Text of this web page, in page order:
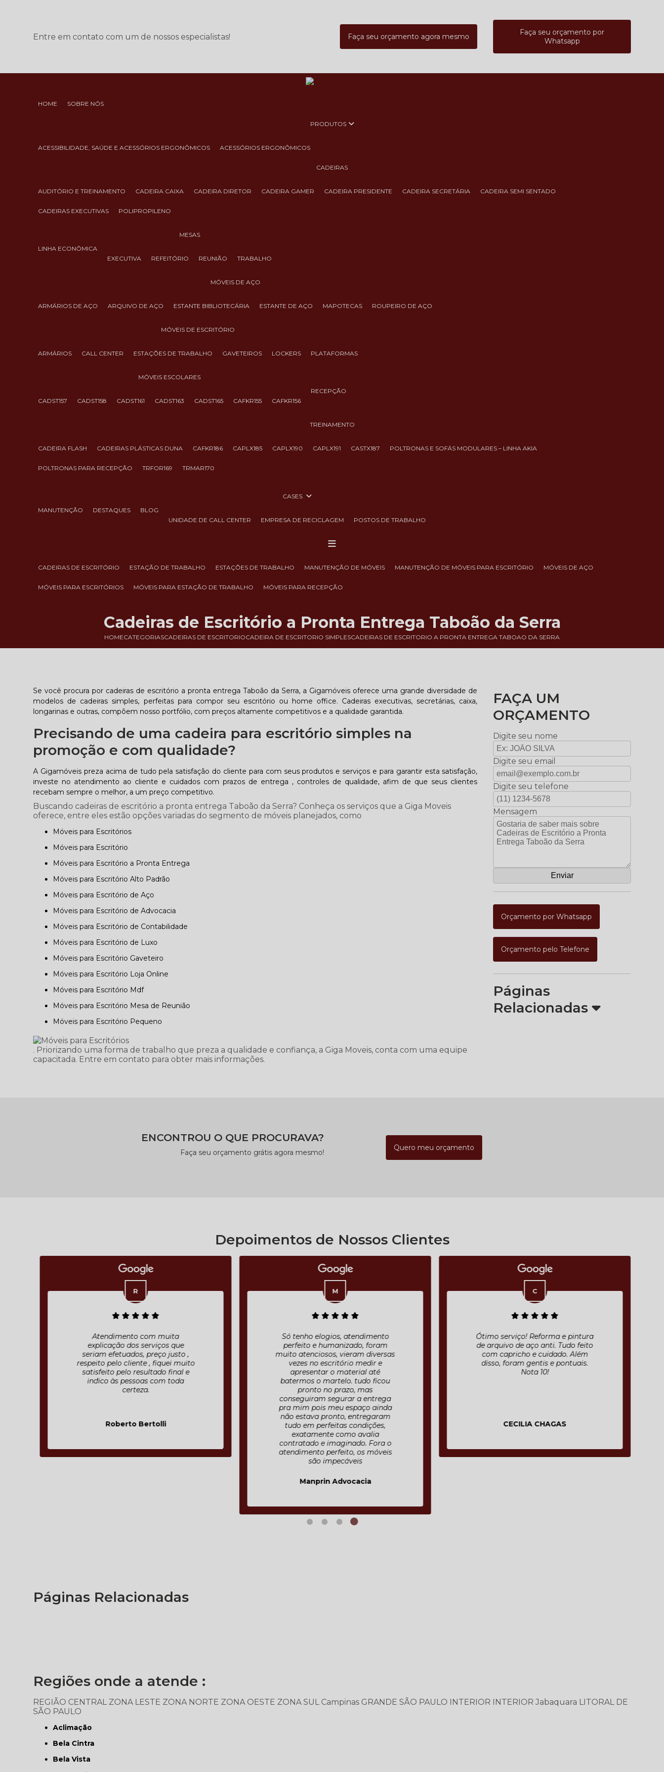
Entre em contato com um de nossos especialistas! Faça seu orçamento agora mesmo
Faça seu orçamento por
Whatsapp
HOME SOBRE NÓS
PRODUTOS
ACESSIBILIDADE, SAÚDE E ACESSÓRIOS ERGONÔMICOS ACESSÓRIOS ERGONÔMICOS
CADEIRAS
AUDITÓRIO E TREINAMENTO CADEIRA CAIXA CADEIRA DIRETOR CADEIRA GAMER CADEIRA PRESIDENTE CADEIRA SECRETÁRIA CADEIRA SEMI SENTADO
CADEIRAS EXECUTIVAS POLIPROPILENO
LINHA ECONÔMICA
MESAS
EXECUTIVA REFEITÓRIO REUNIÃO TRABALHO
MÓVEIS DE AÇO
ARMÁRIOS DE AÇO ARQUIVO DE AÇO ESTANTE BIBLIOTECÁRIA ESTANTE DE AÇO MAPOTECAS ROUPEIRO DE AÇO
MÓVEIS DE ESCRITÓRIO
ARMÁRIOS CALL CENTER ESTAÇÕES DE TRABALHO GAVETEIROS LOCKERS PLATAFORMAS
MÓVEIS ESCOLARES
CADST157 CADST158 CADST161 CADST163 CADST165 CAFKR155 CAFKR156
RECEPÇÃO
TREINAMENTO
CADEIRA FLASH CADEIRAS PLÁSTICAS DUNA CAFKR186 CAPLX185 CAPLX190 CAPLX191 CASTX187 POLTRONAS E SOFÁS MODULARES – LINHA AKIA
POLTRONAS PARA RECEPÇÃO TRFOR169 TRMAR170
MANUTENÇÃO DESTAQUES BLOG
CASES
UNIDADE DE CALL CENTER EMPRESA DE RECICLAGEM POSTOS DE TRABALHO
CADEIRAS DE ESCRITÓRIO ESTAÇÃO DE TRABALHO ESTAÇÕES DE TRABALHO MANUTENÇÃO DE MÓVEIS MANUTENÇÃO DE MÓVEIS PARA ESCRITÓRIO MÓVEIS DE AÇO
MÓVEIS PARA ESCRITÓRIOS MÓVEIS PARA ESTAÇÃO DE TRABALHO MÓVEIS PARA RECEPÇÃO
HOMECATEGORIASCADEIRAS DE ESCRITORIOCADEIRA DE ESCRITORIO SIMPLESCADEIRAS DE ESCRITORIO A PRONTA ENTREGA TABOAO DA SERRA
Cadeiras de Escritório a Pronta Entrega Taboão da Serra
Se você procura por cadeiras de escritório a pronta entrega Taboão da Serra, a Gigamóveis oferece uma grande diversidade de
modelos de cadeiras simples, perfeitas para compor seu escritório ou home office. Cadeiras executivas, secretárias, caixa,
longarinas e outras, compõem nosso portfólio, com preços altamente competitivos e a qualidade garantida.
Precisando de uma cadeira para escritório simples na
promoção e com qualidade?
A Gigamóveis preza acima de tudo pela satisfação do cliente para com seus produtos e serviços e para garantir esta satisfação,
investe no atendimento ao cliente e cuidados com prazos de entrega , controles de qualidade, afim de que seus clientes
recebam sempre o melhor, a um preço competitivo.
Buscando cadeiras de escritório a pronta entrega Taboão da Serra? Conheça os serviços que a Giga Moveis
oferece, entre eles estão opções variadas do segmento de móveis planejados, como
Móveis para Escritórios
Móveis para Escritório
Móveis para Escritório a Pronta Entrega
Móveis para Escritório Alto Padrão
Móveis para Escritório de Aço
Móveis para Escritório de Advocacia
Móveis para Escritório de Contabilidade
Móveis para Escritório de Luxo
Móveis para Escritório Gaveteiro
Móveis para Escritório Loja Online
Móveis para Escritório Mdf
Móveis para Escritório Mesa de Reunião
Móveis para Escritório Pequeno
. Priorizando uma forma de trabalho que preza a qualidade e confiança, a Giga Moveis, conta com uma equipe
capacitada. Entre em contato para obter mais informações.
FAÇA UM
ORÇAMENTO
Digite seu nome
Digite seu email
Digite seu telefone
Mensagem
Orçamento por Whatsapp
Orçamento pelo Telefone
Páginas
Relacionadas
ENCONTROU O QUE PROCURAVA?
Faça seu orçamento grátis agora mesmo!
Quero meu orçamento
Depoimentos de Nossos Clientes
Atendimento com muita
explicação dos serviços que
seriam efetuados, preço justo ,
respeito pelo cliente , fiquei muito
satisfeito pelo resultado final e
indico às pessoas com toda
certeza.
Roberto Bertolli
Só tenho elogios, atendimento
perfeito e humanizado, foram
muito atenciosos, vieram diversas
vezes no escritório medir e
apresentar o material até
batermos o martelo. tudo ficou
pronto no prazo, mas
conseguiram segurar a entrega
pra mim pois meu espaço ainda
não estava pronto, entregaram
tudo em perfeitas condições,
exatamente como avalia
contratado e imaginado. Fora o
atendimento perfeito, os móveis
são impecáveis
Manprin Advocacia
Ótimo serviço! Reforma e pintura
de arquivo de aço anti. Tudo feito
com capricho e cuidado. Além
disso, foram gentis e pontuais.
Nota 10!
CECILIA CHAGAS
Páginas Relacionadas
Regiões onde a atende :
REGIÃO CENTRAL ZONA LESTE ZONA NORTE ZONA OESTE ZONA SUL Campinas GRANDE SÃO PAULO INTERIOR INTERIOR Jabaquara LITORAL DE
SÃO PAULO
Aclimação
Bela Cintra
Bela Vista